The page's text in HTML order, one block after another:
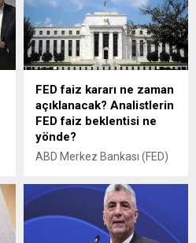
FED faiz kararı ne zaman
açıklanacak? Analistlerin
FED faiz beklentisi ne
yönde?
ABD Merkez Bankası (FED)
piyasaların tedirgin bekleyişi
sürüyor. Peki, FED faiz kararı
ne zaman? Analistlerin FED
faiz beklentisi ne yönde?